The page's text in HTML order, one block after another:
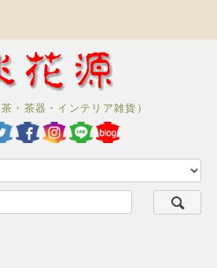
・茶器・インテリア雑貨）